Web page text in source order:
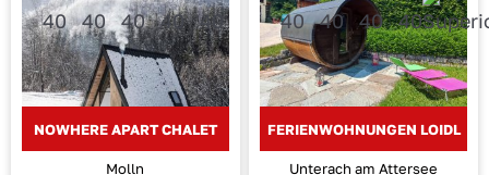
NOWHERE APART CHALET
Molln
FERIENWOHNUNGEN LOIDL
Unterach am Attersee